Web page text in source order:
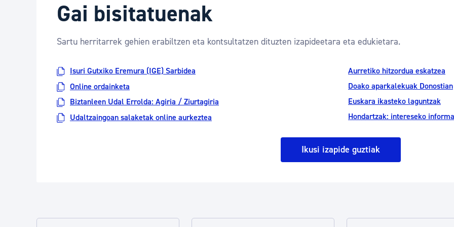
Gai bisitatuenak
Sartu herritarrek gehien erabiltzen eta kontsultatzen dituzten izapideetara eta edukietara.
Isuri Gutxiko Eremura (IGE) Sarbidea
Online ordainketa
Biztanleen Udal Errolda: Agiria / Ziurtagiria
Udaltzaingoan salaketak online aurkeztea
Aurretiko hitzordua eskatzea
Doako aparkalekuak Donostian
Euskara ikasteko laguntzak
Hondartzak: intereseko
Ikusi izapide guztiak